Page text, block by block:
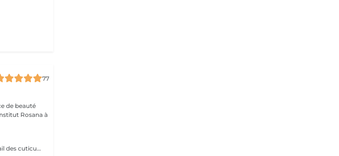
77
Rosana à
La pédicure classique comprend uniquement le travail des cuticules ainsi que le limage des ongles afin de leur redonner une forme propre et soignée. Cette prestation permet d'avoir des ongles nets et bien entretenus, sans pose de vernis ni soin complet des pieds.